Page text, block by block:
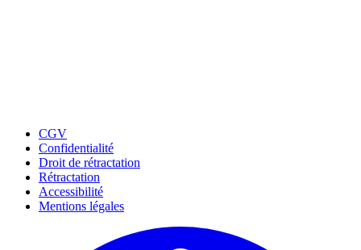
CGV
Confidentialité
Droit de rétractation
Rétractation
Accessibilité
Mentions légales